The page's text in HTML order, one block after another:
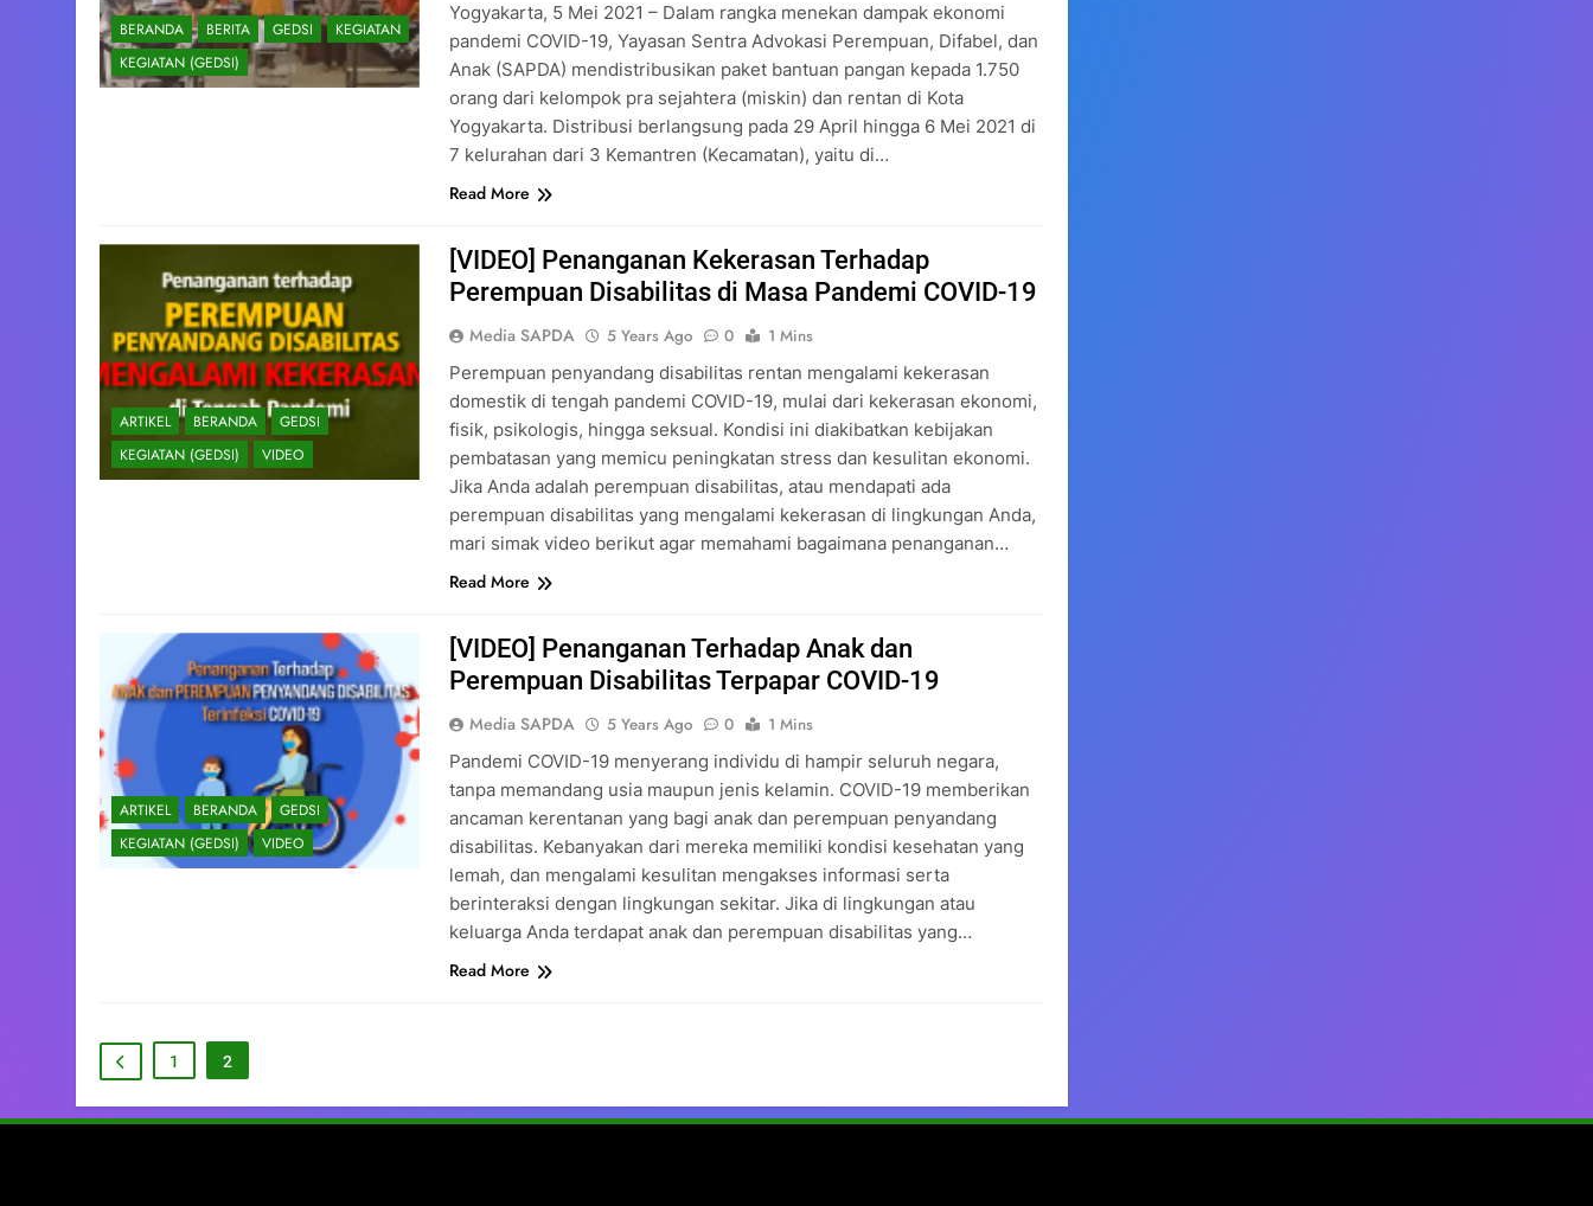
BERANDA BERITA GEDSI
KEGIATAN
KEGIATAN (GEDSI)
Yogyakarta, 5 Mei 2021 – Dalam rangka menekan dampak ekonomi
pandemi COVID-19, Yayasan Sentra Advokasi Perempuan, Difabel, dan
Anak (SAPDA) mendistribusikan paket bantuan pangan kepada 1.750
orang dari kelompok pra sejahtera (miskin) dan rentan di Kota
Yogyakarta. Distribusi berlangsung pada 29 April hingga 6 Mei 2021 di
7 kelurahan dari 3 Kemantren (Kecamatan), yaitu di…
Read More
ARTIKEL BERANDA
GEDSI
KEGIATAN (GEDSI)
VIDEO
[VIDEO] Penanganan Kekerasan Terhadap
Perempuan Disabilitas di Masa Pandemi COVID-19
Media SAPDA 5 Years Ago 0
1 Mins
Perempuan penyandang disabilitas rentan mengalami kekerasan
domestik di tengah pandemi COVID-19, mulai dari kekerasan ekonomi,
fisik, psikologis, hingga seksual. Kondisi ini diakibatkan kebijakan
pembatasan yang memicu peningkatan stress dan kesulitan ekonomi.
Jika Anda adalah perempuan disabilitas, atau mendapati ada
perempuan disabilitas yang mengalami kekerasan di lingkungan Anda,
mari simak video berikut agar memahami bagaimana penanganan…
Read More
ARTIKEL BERANDA
GEDSI
KEGIATAN (GEDSI)
VIDEO
[VIDEO] Penanganan Terhadap Anak dan
Perempuan Disabilitas Terpapar COVID-19
Media SAPDA 5 Years Ago 0
1 Mins
Pandemi COVID-19 menyerang individu di hampir seluruh negara,
tanpa memandang usia maupun jenis kelamin. COVID-19 memberikan
ancaman kerentanan yang bagi anak dan perempuan penyandang
disabilitas. Kebanyakan dari mereka memiliki kondisi kesehatan yang
lemah, dan mengalami kesulitan mengakses informasi serta
berinteraksi dengan lingkungan sekitar. Jika di lingkungan atau
keluarga Anda terdapat anak dan perempuan disabilitas yang…
Read More
1 2